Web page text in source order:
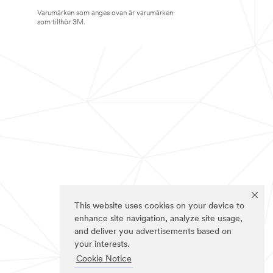
This website uses cookies on your device to
enhance site navigation, analyze site usage,
and deliver you advertisements based on
your interests.
Cookie Notice
Varumärken som anges ovan är varumärken
som tillhör 3M.